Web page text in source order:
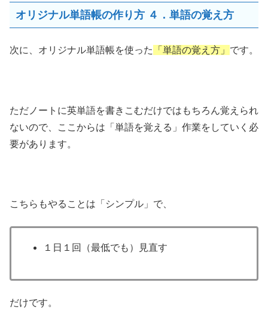
オリジナル単語帳の作り方 ４．単語の覚え方
次に、オリジナル単語帳を使った 「単語の覚え方」 です。
ただノートに英単語を書きこむだけではもちろん覚えられ
ないので、ここからは「単語を覚える」作業をしていく必
要があります。
こちらもやることは「シンプル」で、
１日１回（最低でも）見直す
だけです。